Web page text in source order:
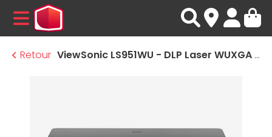
MENU
Retour
ViewSonic LS951WU - DLP Laser WUXGA - 8000 Lumens